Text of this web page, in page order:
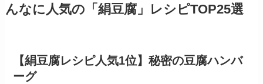
んなに人気の「絹豆腐」レシピTOP25選
【絹豆腐レシピ人気1位】秘密の豆腐ハンバ
ーグ